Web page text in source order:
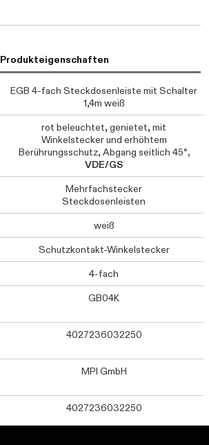
Produkteigenschaften
EGB 4-fach Steckdosenleiste mit Schalter
1,4m weiß
rot beleuchtet, genietet, mit
Winkelstecker und erhöhtem
Berührungsschutz, Abgang seitlich 45°,
VDE/GS
Mehrfachstecker
Steckdosenleisten
weiß
Schutzkontakt-Winkelstecker
4-fach
GB04K
4027236032250
MPI GmbH
4027236032250